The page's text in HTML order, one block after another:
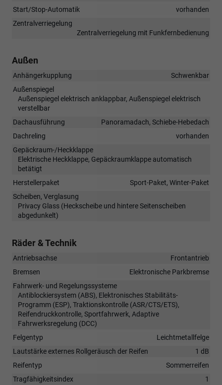
Start/Stop-Automatik
vorhanden
Zentralverriegelung
Zentralverriegelung mit Funkfernbedienung
Außen
Anhängerkupplung
Schwenkbar
Außenspiegel
Außenspiegel elektrisch anklappbar, Außenspiegel elektrisch
verstellbar
Dachausführung
Panoramadach, Schiebe-Hebedach
Dachreling
vorhanden
Gepäckraum-/Heckklappe
Elektrische Heckklappe, Gepäckraumklappe automatisch
betätigt
Herstellerpaket
Sport-Paket, Winter-Paket
Scheiben, Verglasung
Privacy Glass (Heckscheibe und hintere Seitenscheiben
abgedunkelt)
Räder & Technik
Antriebsachse
Frontantrieb
Bremsen
Elektronische Parkbremse
Fahrwerk- und Regelungssysteme
Antiblockiersystem (ABS), Elektronisches Stabilitäts-
Programm (ESP), Traktionskontrolle (ASR/CTS/ETS),
Reifendruckkontrolle, Sportfahrwerk, Adaptive
Fahrwerksregelung (DCC)
Felgentyp
Leichtmetallfelge
Lautstärke externes Rollgeräusch der Reifen
1 dB
Reifentyp
Sommerreifen
Tragfähigkeitsindex
1